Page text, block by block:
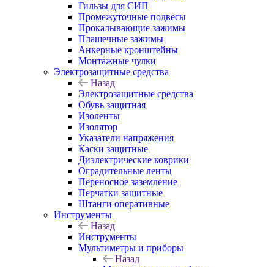
Гильзы для СИП
Промежуточные подвесы
Прокалывающие зажимы
Плашечные зажимы
Анкерные кронштейны
Монтажные чулки
Электрозащитные средства
Назад
Электрозащитные средства
Обувь защитная
Изоленты
Изолятор
Указатели напряжения
Каски защитные
Диэлектрические коврики
Оградительные ленты
Переносное заземление
Перчатки защитные
Штанги оперативные
Инструменты
Назад
Инструменты
Мультиметры и приборы
Назад